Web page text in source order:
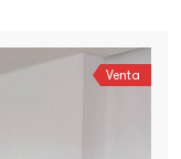
Venta